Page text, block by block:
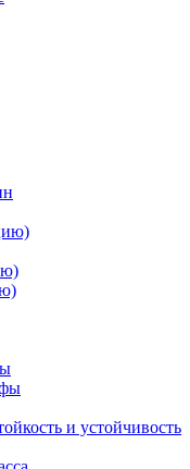
и устойчивость